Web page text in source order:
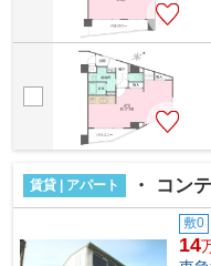
賃貸 | アパート ・ コン
敷0
14